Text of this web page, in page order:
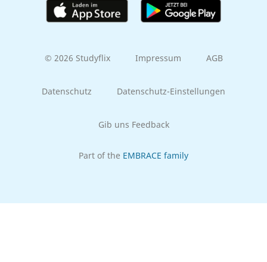
© 2026 Studyflix Impressum AGB
Datenschutz Datenschutz-Einstellungen
Gib uns Feedback
Part of the EMBRACE family